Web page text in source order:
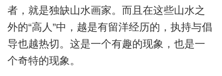
者，就是独缺山水画家。而且在这些山水之
外的“高人”中，越是有留洋经历的，执持与倡
导也越热切。这是一个有趣的现象，也是一
个奇特的现象。